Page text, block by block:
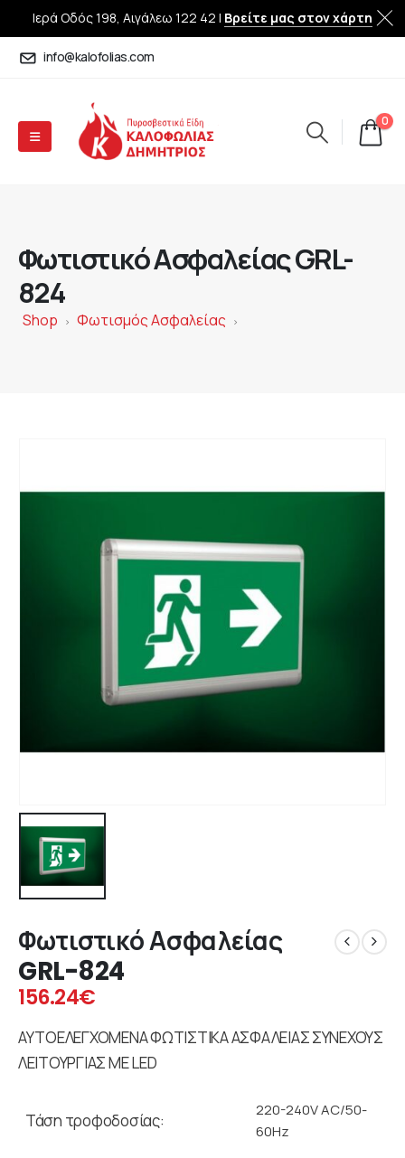
Ιερά Οδός 198, Αιγάλεω 122 42 | Βρείτε μας στον χάρτη
info@kalofolias.com
0
Φωτιστικό Ασφαλείας GRL-
824
Shop > Φωτισμός Ασφαλείας >
Φωτιστικό Ασφαλείας
GRL-824
156.24€
ΑΥΤΟΕΛΕΓΧΟΜΕΝΑ ΦΩΤΙΣΤΙΚΑ ΑΣΦΑΛΕΙΑΣ ΣΥΝΕΧΟΥΣ
ΛΕΙΤΟΥΡΓΙΑΣ ΜΕ LED
Τάση τροφοδοσίας:
220-240V AC/50-
60Hz